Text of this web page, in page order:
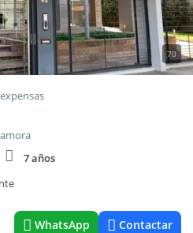
70
7 años
WhatsApp Contactar